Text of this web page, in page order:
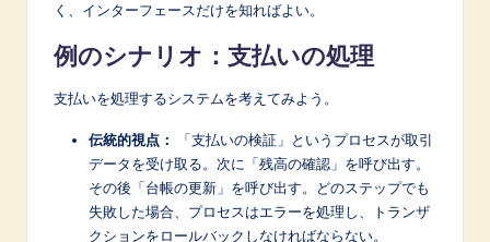
く、インターフェースだけを知ればよい。
例のシナリオ：支払いの処理
支払いを処理するシステムを考えてみよう。
伝統的視点：
「支払いの検証」というプロセスが取引
データを受け取る。次に「残高の確認」を呼び出す。
その後「台帳の更新」を呼び出す。どのステップでも
失敗した場合、プロセスはエラーを処理し、トランザ
クションをロールバックしなければならない。